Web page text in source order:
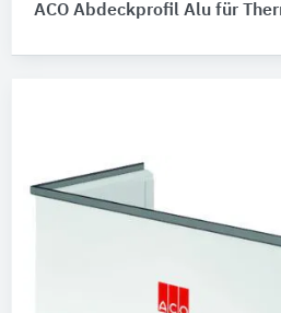
ACO Abdeckprofil Alu für